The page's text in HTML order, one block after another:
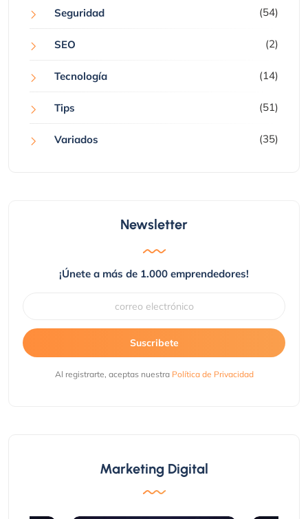
Seguridad (54)
SEO (2)
Tecnología (14)
Tips (51)
Variados (35)
Newsletter
¡Únete a más de 1.000 emprendedores!
Suscribete
Al registrarte, aceptas nuestra Política de Privacidad
Marketing Digital